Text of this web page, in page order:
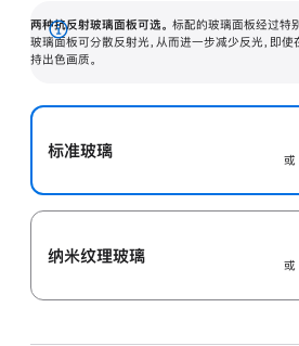
两种抗反射玻璃面板可选。 标配的玻璃面板经过特
玻璃面板可分散反射光，从而进一步减少反光，即
持出色画质。
展
开
标准玻璃
纳米纹理玻璃